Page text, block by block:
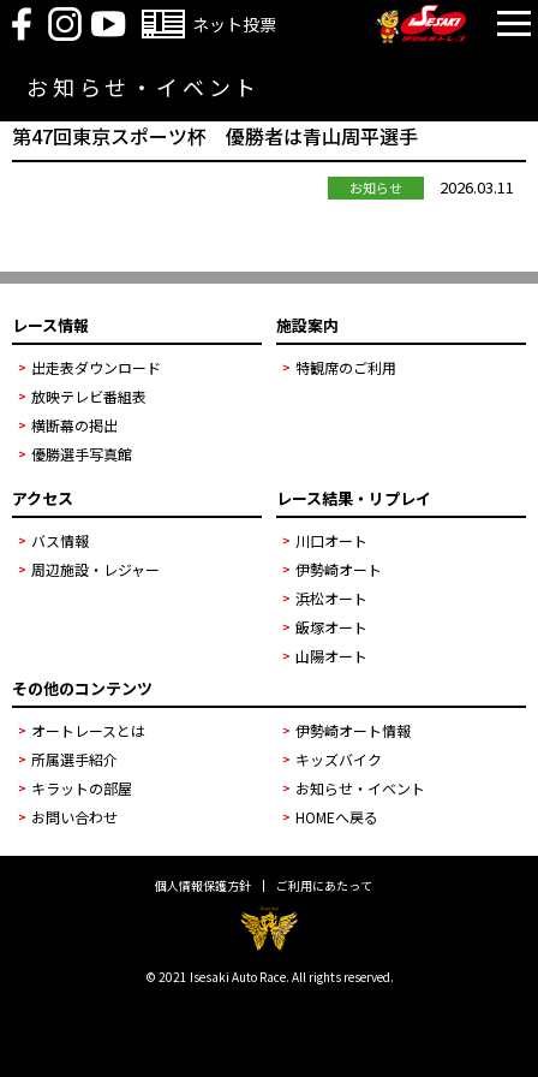
ネット投票
お知らせ・イベント
第47回東京スポーツ杯 優勝者は青山周平選手
お知らせ 2026.03.11
レース情報
出走表ダウンロード
放映テレビ番組表
横断幕の掲出
優勝選手写真館
施設案内
特観席のご利用
アクセス
バス情報
周辺施設・レジャー
レース結果・リプレイ
川口オート
伊勢崎オート
浜松オート
飯塚オート
山陽オート
その他のコンテンツ
オートレースとは
伊勢崎オート情報
所属選手紹介
キッズバイク
キラットの部屋
お知らせ・イベント
お問い合わせ
HOMEへ戻る
個人情報保護方針 ご利用にあたって
© 2021 Isesaki Auto Race. All rights reserved.